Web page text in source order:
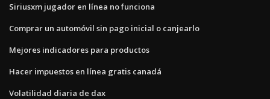
Siriusxm jugador en línea no funciona
Comprar un automóvil sin pago inicial o canjearlo
Mejores indicadores para productos
Hacer impuestos en línea gratis canadá
Volatilidad diaria de dax